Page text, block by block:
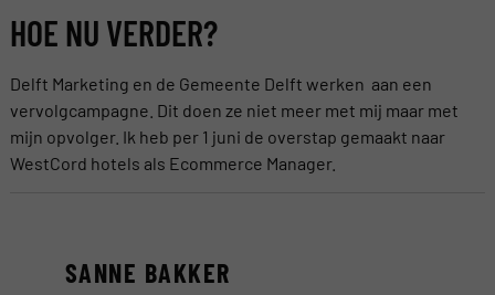
HOE NU VERDER?
Delft Marketing en de Gemeente Delft werken aan een
vervolgcampagne. Dit doen ze niet meer met mij maar met
mijn opvolger. Ik heb per 1 juni de overstap gemaakt naar
WestCord hotels als Ecommerce Manager.
SANNE BAKKER